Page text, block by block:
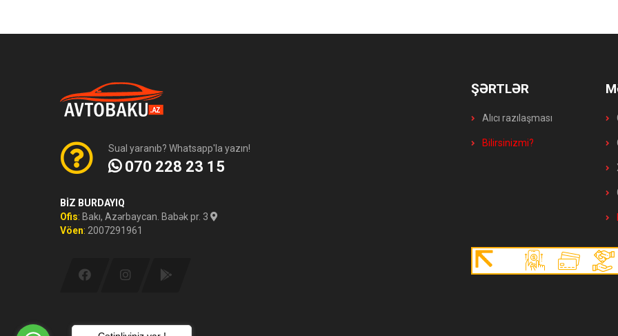
Sual yaranıb? Whatsapp'la yazın!
070 228 23 15
BİZ BURDAYIQ
Ofis: Bakı, Azərbaycan. Babək pr. 3
Vöen: 2007291961
ŞƏRTLƏR
Alıcı razılaşması
Bilirsinizmi?